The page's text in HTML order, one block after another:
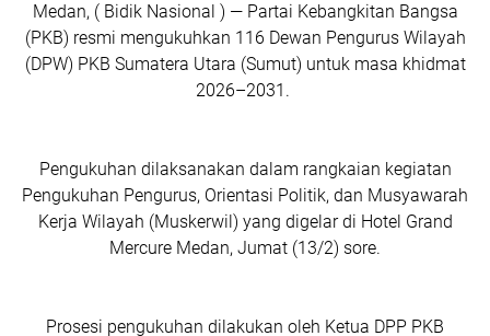
Medan, ( Bidik Nasional ) — Partai Kebangkitan Bangsa
(PKB) resmi mengukuhkan 116 Dewan Pengurus Wilayah
(DPW) PKB Sumatera Utara (Sumut) untuk masa khidmat
2026–2031.
Pengukuhan dilaksanakan dalam rangkaian kegiatan
Pengukuhan Pengurus, Orientasi Politik, dan Musyawarah
Kerja Wilayah (Muskerwil) yang digelar di Hotel Grand
Mercure Medan, Jumat (13/2) sore.
Prosesi pengukuhan dilakukan oleh Ketua DPP PKB